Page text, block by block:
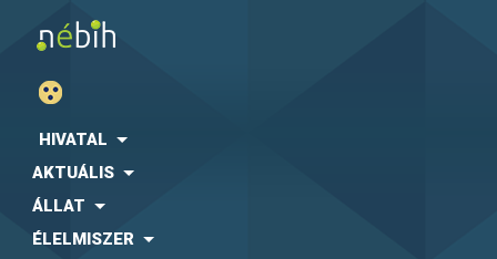
HIVATAL
AKTUÁLIS
ÁLLAT
ÉLELMISZER